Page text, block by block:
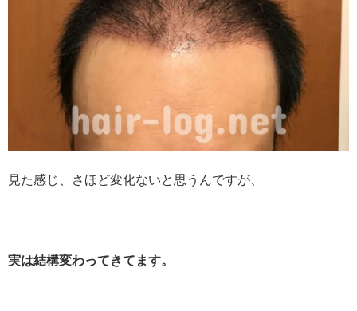
見た感じ、さほど変化ないと思うんですが、
実は結構変わってきてます。